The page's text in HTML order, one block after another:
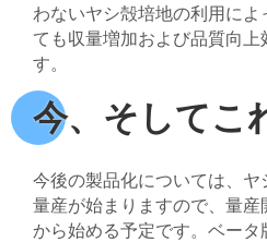
わないヤシ殻培地の利用に
ても収量増加および品質向上
す。
今、そしてこ
今後の製品化については、
量産が始まりますので、量
から始める予定です。ベータ